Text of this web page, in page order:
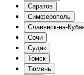
Саратов
Симферополь
Славянск-на-
Сочи
Судак
Томск
Тюмень